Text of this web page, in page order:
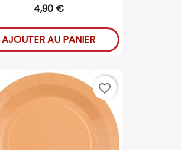
4,90 €
AJOUTER AU PANIER
favorite_border